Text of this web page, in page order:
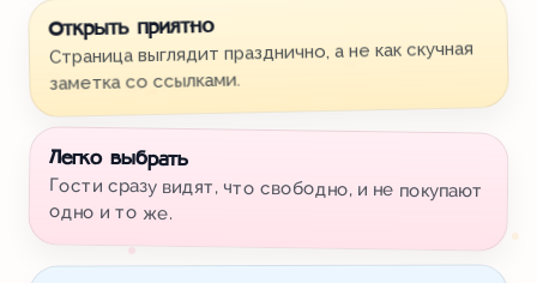
Открыть приятно
Страница выглядит празднично, а не как скучная
заметка со ссылками.
Легко выбрать
Гости сразу видят, что свободно, и не покупают
одно и то же.